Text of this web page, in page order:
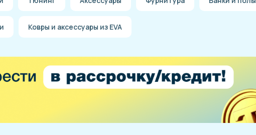
Ковры и аксессуары из EVA